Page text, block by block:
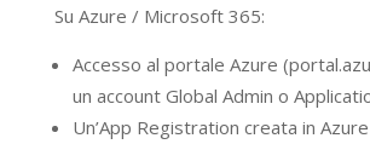
Su Azure / Microsoft 365:
Accesso al portale Azure
un account Global Admin o
Un’App Registration creata in